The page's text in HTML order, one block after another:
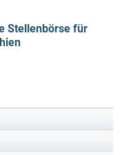
Stellenbörse für